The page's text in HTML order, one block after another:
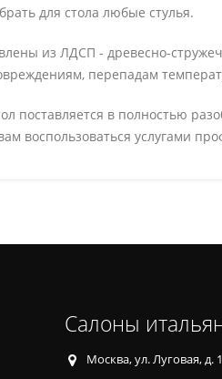
для стола любые стулья.
из ЛДСП - древесно-
перепадам
поставляется в полностью
воспользоваться услугами
Салоны
Москва, ул. Луговая, д.